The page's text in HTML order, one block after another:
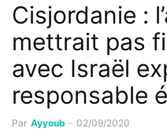
Cisjordanie :
mettrait pas
avec Israël
responsable
Par Ayyoub - 02/09/2020